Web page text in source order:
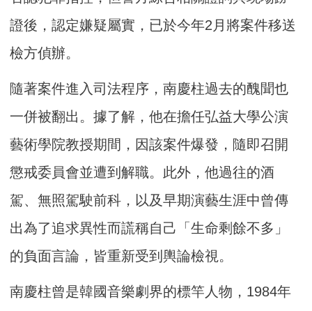
證後，認定嫌疑屬實，已於今年2月將案件移送
檢方偵辦。
隨著案件進入司法程序，南慶柱過去的醜聞也
一併被翻出。據了解，他在擔任弘益大學公演
藝術學院教授期間，因該案件爆發，隨即召開
懲戒委員會並遭到解職。此外，他過往的酒
駕、無照駕駛前科，以及早期演藝生涯中曾傳
出為了追求異性而謊稱自己「生命剩餘不多」
的負面言論，皆重新受到輿論檢視。
南慶柱曾是韓國音樂劇界的標竿人物，1984年